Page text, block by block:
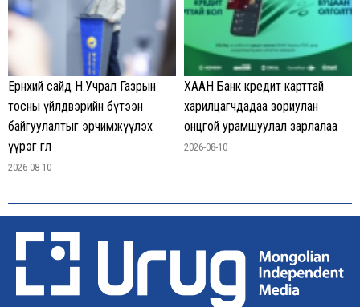
Ерөнхий сайд Н.Учрал Газрын
тосны үйлдвэрийн бүтээн
байгуулалтыг эрчимжүүлэх
үүрэг өглөө
2026-08-10
ХААН Банк кредит карттай
харилцагчдадаа зориулан
онцгой урамшуулал зарлалаа
2026-08-10